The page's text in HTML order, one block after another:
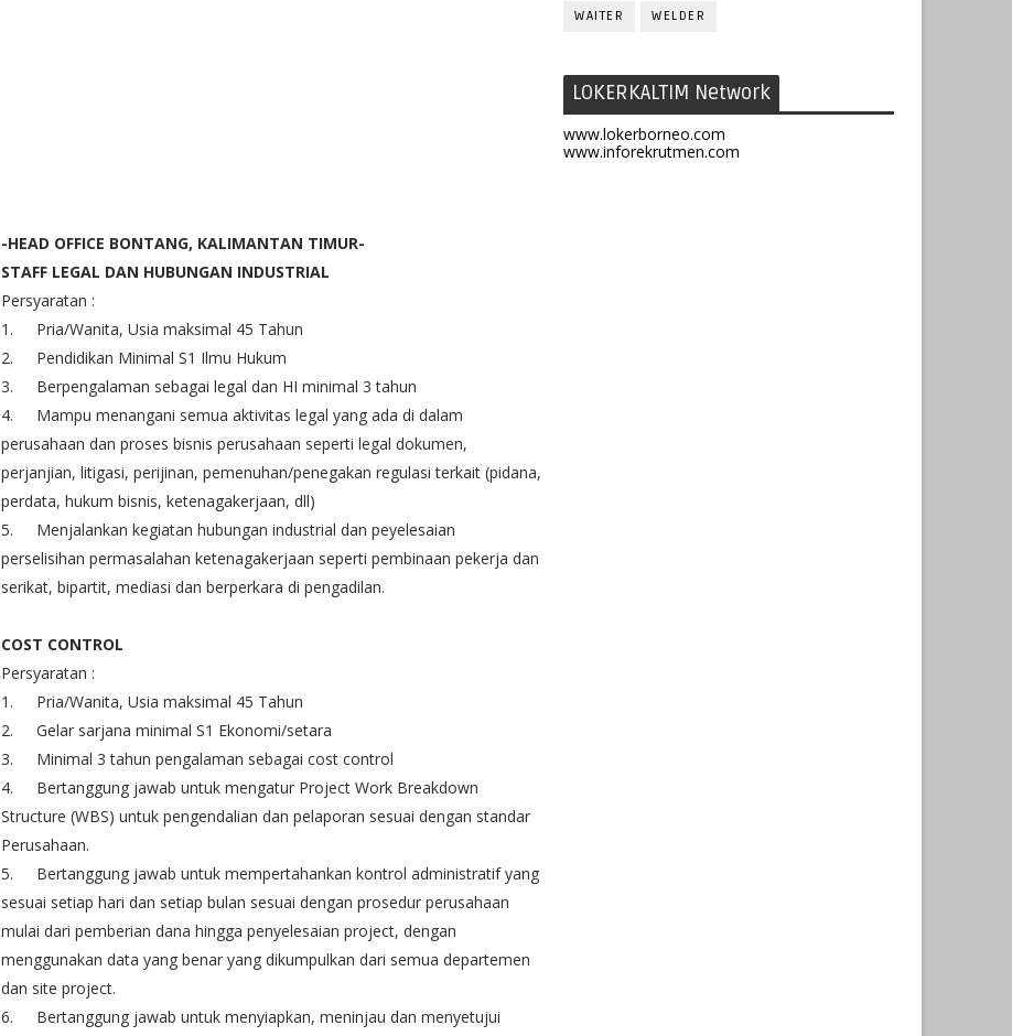
-HEAD OFFICE BONTANG, KALIMANTAN TIMUR-
STAFF LEGAL DAN HUBUNGAN INDUSTRIAL
Persyaratan :
1.
Pria/Wanita, Usia maksimal 45 Tahun
2.
Pendidikan Minimal S1 Ilmu Hukum
3.
Berpengalaman sebagai legal dan HI minimal 3 tahun
4.
Mampu menangani semua aktivitas legal yang ada di dalam
perusahaan dan proses bisnis perusahaan seperti legal dokumen,
perjanjian, litigasi, perijinan, pemenuhan/penegakan regulasi terkait (pidana,
perdata, hukum bisnis, ketenagakerjaan, dll)
5.
Menjalankan kegiatan hubungan industrial dan peyelesaian
perselisihan permasalahan ketenagakerjaan seperti pembinaan pekerja dan
serikat, bipartit, mediasi dan berperkara di pengadilan.
COST CONTROL
Persyaratan :
1.
Pria/Wanita, Usia maksimal 45 Tahun
2.
Gelar sarjana minimal S1 Ekonomi/setara
3.
Minimal 3 tahun pengalaman sebagai cost control
4.
Bertanggung jawab untuk mengatur Project Work Breakdown
Structure (WBS) untuk pengendalian dan pelaporan sesuai dengan standar
Perusahaan.
5.
Bertanggung jawab untuk mempertahankan kontrol administratif yang
sesuai setiap hari dan setiap bulan sesuai dengan prosedur perusahaan
mulai dari pemberian dana hingga penyelesaian project, dengan
menggunakan data yang benar yang dikumpulkan dari semua departemen
dan site project.
6.
Bertanggung jawab untuk menyiapkan, meninjau dan menyetujui
WAITER WELDER
LOKERKALTIM Network
www.lokerborneo.com
www.inforekrutmen.com